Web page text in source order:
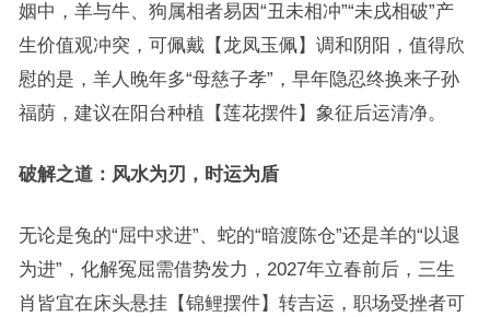
姻中，羊与牛、狗属相者易因“丑未相冲”“未戌相破”产
生价值观冲突，可佩戴【龙凤玉佩】调和阴阳，值得欣
慰的是，羊人晚年多“母慈子孝”，早年隐忍终换来子孙
福荫，建议在阳台种植【莲花摆件】象征后运清净。
破解之道：风水为刃，时运为盾
无论是兔的“屈中求进”、蛇的“暗渡陈仓”还是羊的“以退
为进”，化解冤屈需借势发力，2027年立春前后，三生
肖皆宜在床头悬挂【锦鲤摆件】转吉运，职场受挫者可